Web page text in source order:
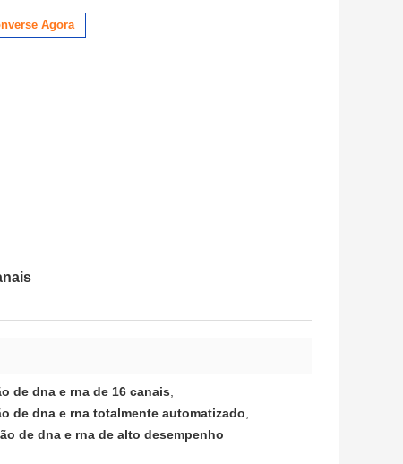
Agora
de dna e rna de 16 canais,
de dna e rna totalmente automatizado,
de dna e rna de alto desempenho